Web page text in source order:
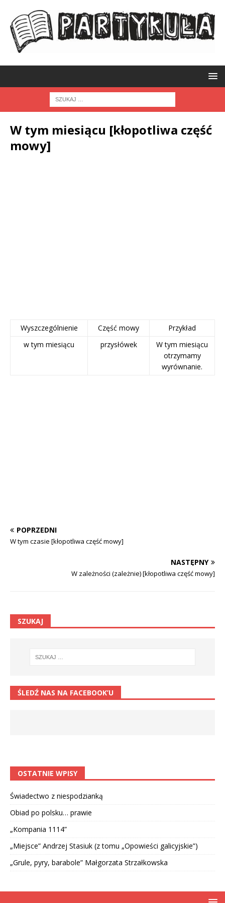
W tym miesiącu [kłopotliwa część
mowy]
Wyszczególnienie Część mowy
Przykład
w tym miesiącu
przysłówek
W tym miesiącu
otrzymamy
wyrównanie.
POPRZEDNI
W tym czasie [kłopotliwa część mowy]
NASTĘPNY
W zależności (zależnie) [kłopotliwa część mowy]
SZUKAJ
ŚLEDŹ NAS NA FACEBOOK’U
OSTATNIE WPISY
Świadectwo z niespodzianką
Obiad po polsku… prawie
„Kompania 1114”
„Miejsce” Andrzej Stasiuk (z tomu „Opowieści galicyjskie”)
„Grule, pyry, barabole” Małgorzata Strzałkowska